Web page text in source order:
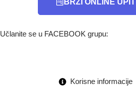
BRZI ONLINE UPIT
Učlanite se u FACEBOOK grupu:
Korisne informacije